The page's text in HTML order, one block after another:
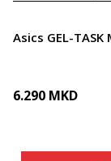
Asics GEL-TASK
6.290 MKD